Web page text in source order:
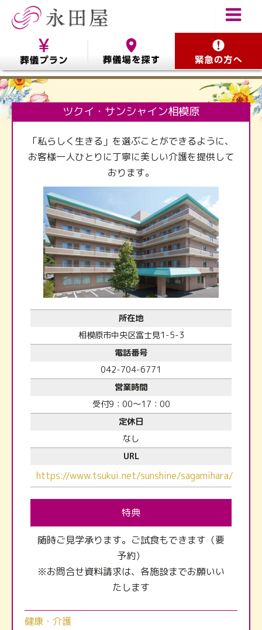
ツクイ・サンシャイン相模原
「私らしく生きる」を選ぶことができるように、
お客様一人ひとりに丁寧に美しい介護を提供して
おります。
所在地
相模原市中央区富士見1-5-3
電話番号
042-704-6771
営業時間
受付9：00～17：00
定休日
なし
URL
https://www.tsukui.net/sunshine/sagamihara/
特典
随時ご見学承ります。ご試食もできます（要
予約）
※お問合せ資料請求は、各施設までお願いい
たします
健康・介護